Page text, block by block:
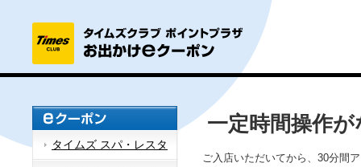
タイムズ スパ・レスタ
一定時間操作
ご入店いただいてから、30分間